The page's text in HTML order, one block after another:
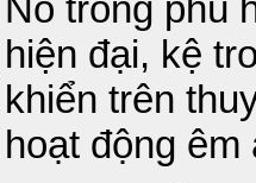
Nó trông phù
hiện đại, kệ
khiển trên
hoạt động